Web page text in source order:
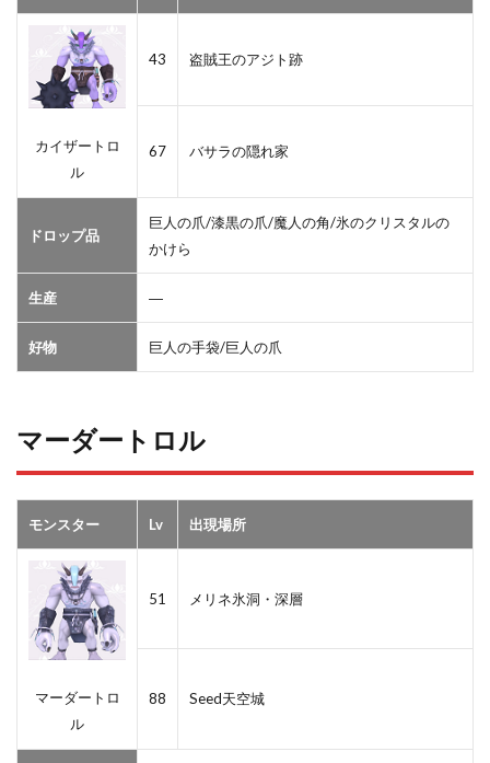
カイザートロ
ル
43 盗賊王のアジト跡
67 バサラの隠れ家
ドロップ品
巨人の爪/漆黒の爪/魔人の角/氷のクリスタルの
かけら
生産 ―
好物 巨人の手袋/巨人の爪
マーダートロル
モンスター Lv 出現場所
マーダートロ
ル
51 メリネ氷洞・深層
88 Seed天空城